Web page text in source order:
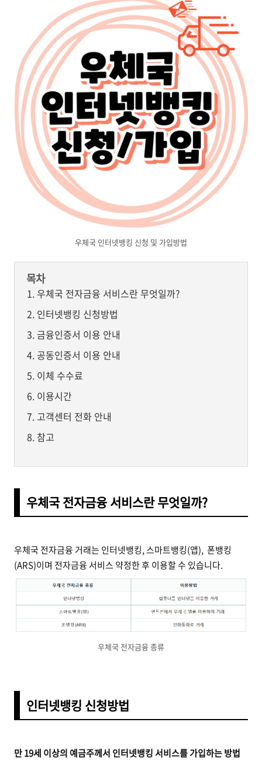
우체국 인터넷뱅킹 신청 및 가입방법
목차
우체국 전자금융 서비스란 무엇일까?
인터넷뱅킹 신청방법
금융인증서 이용 안내
공동인증서 이용 안내
이체 수수료
이용시간
고객센터 전화 안내
참고
우체국 전자금융 서비스란 무엇일까?
우체국 전자금융 거래는 인터넷뱅킹, 스마트뱅킹(앱), 폰뱅킹
(ARS)이며 전자금융 서비스 약정한 후 이용할 수 있습니다.
우체국 전자금융 종류
인터넷뱅킹 신청방법
만 19세 이상의 예금주께서 인터넷뱅킹 서비스를 가입하는 방법